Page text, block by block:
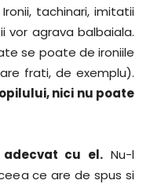
Ironii, tachinari, imitatii
vor agrava balbaiala.
se poate de ironiile
frati, de exemplu).
nici nu poate
cu el. Nu-l
ce are de spus si